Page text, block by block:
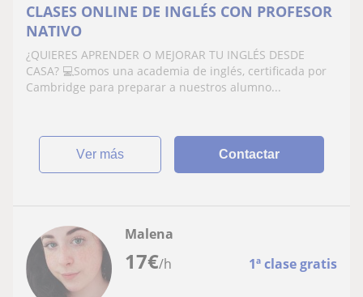
CLASES ONLINE DE INGLÉS CON PROFESOR
NATIVO
¿QUIERES APRENDER O MEJORAR TU INGLÉS DESDE
CASA? 💻Somos una academia de inglés, certificada por
Cambridge para preparar a nuestros alumno...
ver más Contactar
17€/h 1ª clase gratis
Malena